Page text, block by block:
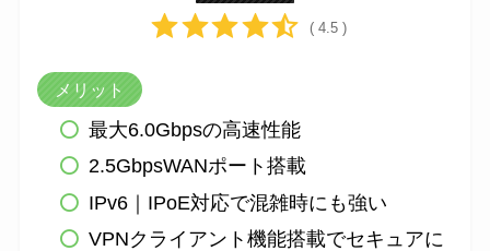
( 4.5 )
メリット
最大6.0Gbpsの高速性能
2.5GbpsWANポート搭載
IPv6｜IPoE対応で混雑時にも強い
VPNクライアント機能搭載でセキュアに